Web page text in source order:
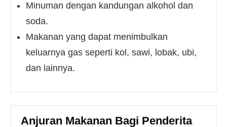
Minuman dengan kandungan alkohol dan
soda.
Makanan yang dapat menimbulkan
keluarnya gas seperti kol, sawi, lobak, ubi,
dan lainnya.
Anjuran Makanan Bagi Penderita